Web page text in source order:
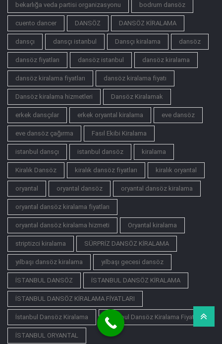
bekarlığa veda partisi organizasyonu bodrum dansöz
cuento dancer DANSÖZ DANSÖZ KİRALAMA
dansçı dansçı istanbul Dansçı kiralama dansöz
dansöz fiyatları dansöz istanbul dansöz kiralama
dansöz kiralama fiyatları dansöz kiralama fiyatı
Dansöz kiralama hizmetleri Dansöz Kiralamak
erkek dansçılar erkek oryantal kiralama eve dansöz
eve dansöz çağırma Fasıl Ekibi Kiralama
istanbul dansçı istanbul dansöz kiralama
Kiralık Dansöz kiralık dansöz fiyatları kiralık oryantal
oryantal oryantal dansöz oryantal dansöz kiralama
oryantal dansöz kiralama fiyatları
oryantal dansöz kiralama hizmeti Oryantal kiralama
striptizci kiralama SÜRPRİZ DANSÖZ KİRALAMA
yılbaşı dansöz kiralama yılbaşı gecesi dansöz
İSTANBUL DANSÖZ İSTANBUL DANSÖZ KİRALAMA
İSTANBUL DANSÖZ KİRALAMA FİYATLARI
İstanbul Dansöz Kiralama İstanbul Dansöz Kiralama Fiyatları
İSTANBUL ORYANTAL